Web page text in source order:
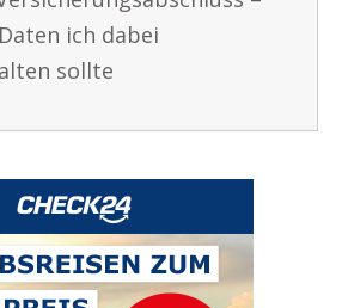
ich dabei
sollte